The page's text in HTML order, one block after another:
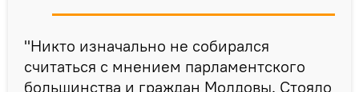
"Никто изначально не собирался
считаться с мнением парламентского
большинства и граждан Молдовы. Стояло